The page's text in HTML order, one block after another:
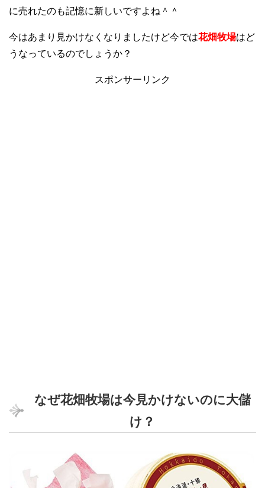
に売れたのも記憶に新しいですよね＾＾
今はあまり見かけなくなりましたけど今では花畑牧場はど
うなっているのでしょうか？
スポンサーリンク
なぜ花畑牧場は今見かけないのに大儲
け？